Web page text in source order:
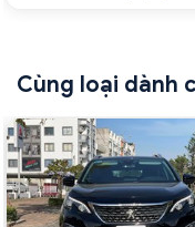
Cùng loại dành